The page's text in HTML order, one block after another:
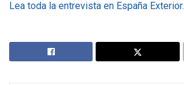
Lea toda la entrevista en España Exterior.